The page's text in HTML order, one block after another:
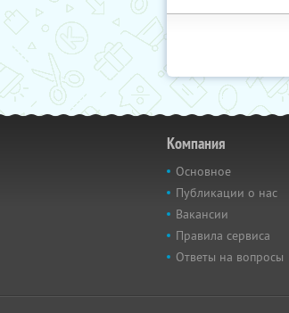
Компания
Основное
Публикации о нас
Вакансии
Правила сервиса
Ответы на вопросы